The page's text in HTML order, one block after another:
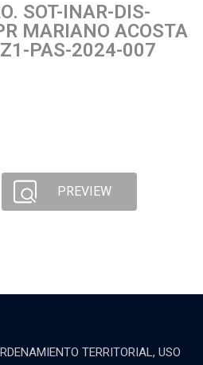
SOT-INAR-DIS-
MARIANO ACOSTA
PAS-2024-007
PREVIEW
TERRITORIAL, USO